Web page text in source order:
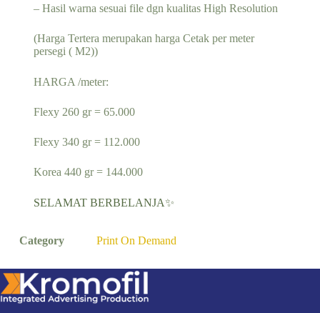
– Hasil warna sesuai file dgn kualitas High Resolution
(Harga Tertera merupakan harga Cetak per meter
persegi ( M2))
HARGA /meter:
Flexy 260 gr = 65.000
Flexy 340 gr = 112.000
Korea 440 gr = 144.000
SELAMAT BERBELANJA✨
Category Print On Demand